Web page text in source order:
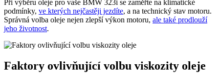
Při​ výběru oleje pro vaše BMW⁣ 323i se‌ zaměřte na klimatické
podmínky, ve kterých nejčastěji jezdíte, a na technický ‍stav ⁤motoru.
Správná volba⁤ oleje nejen zlepší výkon motoru,​ ale také prodlouží
jeho životnost.
Faktory ovlivňující volbu⁣ viskozity ⁣oleje